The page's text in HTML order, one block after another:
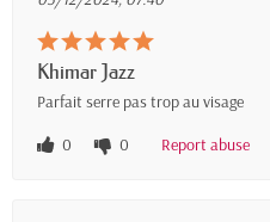
Khimar Jazz
Parfait serre pas trop au visage
0
0 Report abuse